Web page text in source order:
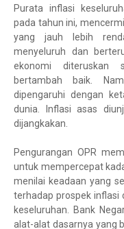
Purata inflasi
pada tahun ini,
yang jauh lebih
menyeluruh dan
ekonomi diteruskan
bertambah baik.
dipengaruhi dengan
dunia. Inflasi asas
dijangkakan.
Pengurangan OPR
untuk mempercepat
menilai keadaan yang
terhadap prospek inflasi
keseluruhan. Bank
alat-alat dasarnya yang